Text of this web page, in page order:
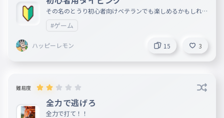
その名のとうり初心者向けベテランでも楽しめるかもしれな
い。
#ゲーム
ハッピーレモン 15 3
難易度
全力で逃げろ
全力で打て！！